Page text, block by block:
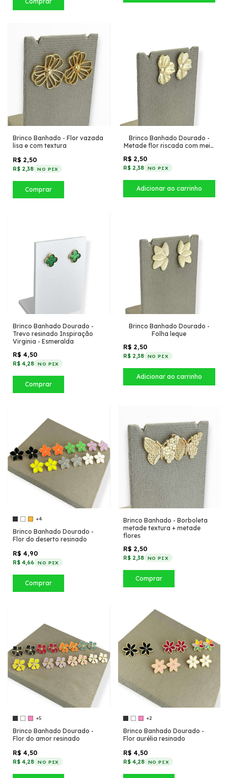
Brinco Banhado - Flor vazada
lisa e com textura
R$ 2,50
R$ 2,38 NO PIX
Comprar
Brinco Banhado Dourado -
Metade flor riscada com meio
R$ 2,50
R$ 2,38 NO PIX
Brinco Banhado Dourado -
Trevo resinado Inspiração
Virginia - Esmeralda
R$ 4,50
R$ 4,28 NO PIX
Comprar
Brinco Banhado Dourado -
Folha leque
R$ 2,50
R$ 2,38 NO PIX
+4
Brinco Banhado Dourado -
Flor do deserto resinado
R$ 4,90
R$ 4,66 NO PIX
Comprar
Brinco Banhado - Borboleta
metade textura + metade
flores
R$ 2,50
R$ 2,38 NO PIX
Comprar
+5
Brinco Banhado Dourado -
Flor do amor resinado
R$ 4,50
R$ 4,28 NO PIX
+2
Brinco Banhado Dourado -
Flor aurélia resinado
R$ 4,50
R$ 4,28 NO PIX